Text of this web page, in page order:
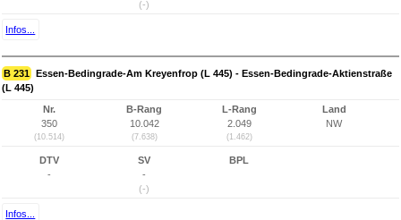
(-)
Infos...
B 231 Essen-Bedingrade-Am Kreyenfrop (L 445) - Essen-Bedingrade-Aktienstraße
(L 445)
Nr.
350
(10.514)
B-Rang
10.042
(7.638)
L-Rang
2.049
(1.462)
Land
NW
DTV
-
SV
-
(-)
BPL
Infos...